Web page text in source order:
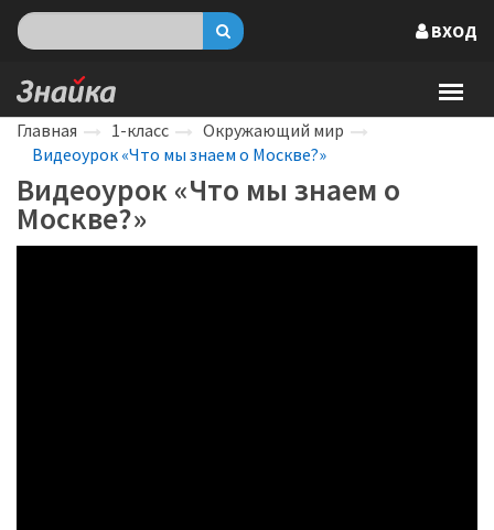
ВХОД
Главная 1-класс
Окружающий мир
Видеоурок «Что мы знаем о Москве?»
Видеоурок «Что мы знаем о
Москве?»